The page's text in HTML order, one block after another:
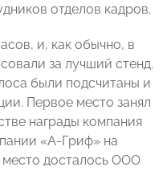
отделов кадров.
и, как обычно, в
за лучший стенд.
были подсчитаны и
Первое место занял
награды компания
«А-Гриф» на
досталось ООО